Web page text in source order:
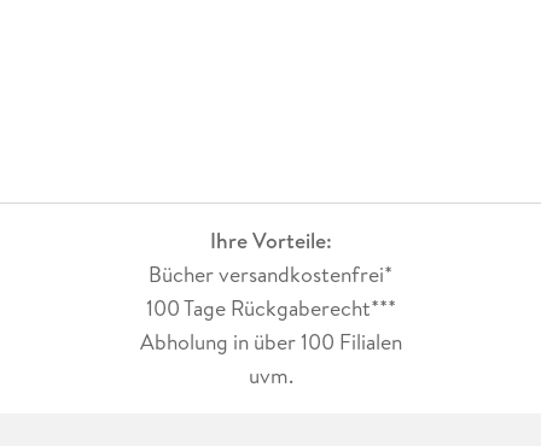
Ihre Vorteile:
Bücher versandkostenfrei*
100 Tage Rückgaberecht***
Abholung in über 100 Filialen
uvm.